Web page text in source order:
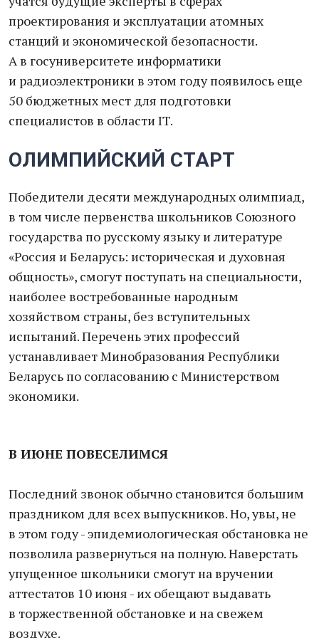
проектирования и эксплуатации атомных
станций и экономической безопасности.
А в госуниверситете информатики
и радиоэлектроники в этом году появилось еще
50 бюджетных мест для подготовки
специалистов в области IT.
ОЛИМПИЙСКИЙ СТАРТ
Победители десяти международных олимпиад,
в том числе первенства школьников Союзного
государства по русскому языку и литературе
«Россия и Беларусь: историческая и духовная
общность», смогут поступать на специальности,
наиболее востребованные народным
хозяйством страны, без вступительных
испытаний. Перечень этих профессий
устанавливает Минобразования Республики
Беларусь по согласованию с Министерством
экономики.
В ИЮНЕ ПОВЕСЕЛИМСЯ
Последний звонок обычно становится большим
праздником для всех выпускников. Но, увы, не
в этом году - эпидемиологическая обстановка не
позволила развернуться на полную. Наверстать
упущенное школьники смогут на вручении
аттестатов 10 июня - их обещают выдавать
в торжественной обстановке и на свежем
воздухе.